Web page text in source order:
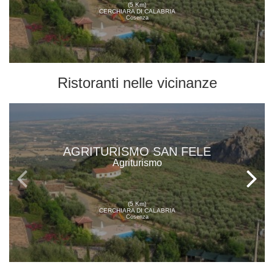
(5 Km)
CERCHIARA DI CALABRIA
Cosenza
Ristoranti nelle vicinanze
AGRITURISMO SAN FELE
Agriturismo
(5 Km)
CERCHIARA DI CALABRIA
Cosenza